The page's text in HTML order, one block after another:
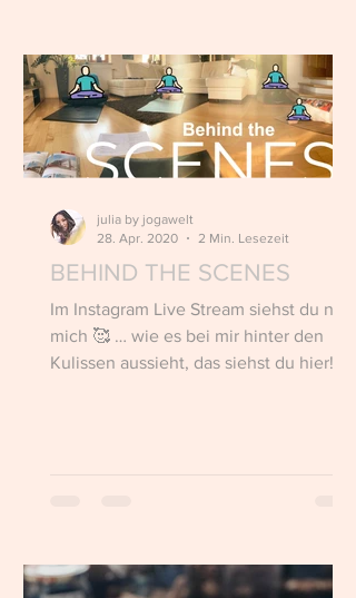
BEHIND THE SCENES
Im Instagram Live Stream siehst du nur
mich 🥰 … wie es bei mir hinter den
Kulissen aussieht, das siehst du hier!
julia by jogawelt
28. Apr. 2020
2 Min. Lesezeit